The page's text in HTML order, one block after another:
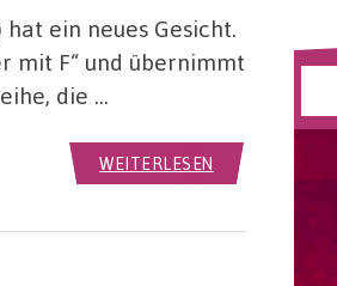
ein neues Gesicht.
mit F“ und übernimmt
die …
WEITERLESEN